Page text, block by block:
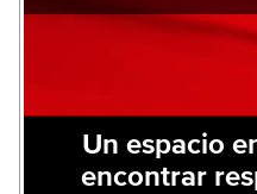
Un espacio
encontrar